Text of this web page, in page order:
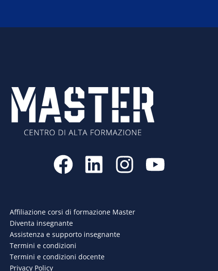
F
a
e
b
o
L
i
k
e
d
I
n
t
Y
o
Affiliazione corsi di formazione Master
Diventa insegnante
Assistenza e supporto insegnante
Termini e condizioni
Termini e condizioni docente
Privacy Policy